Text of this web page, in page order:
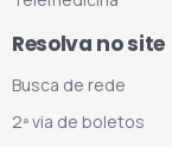
Resolva no site
Busca de rede
2ª via de boletos